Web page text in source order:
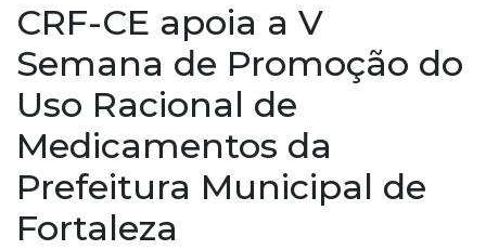
CRF-CE apoia a V
Semana de Promoção do
Uso Racional de
Medicamentos da
Prefeitura Municipal de
Fortaleza